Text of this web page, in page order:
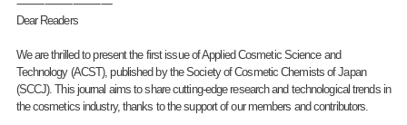
----------------------------------
Dear Readers
We are thrilled to present the first issue of Applied Cosmetic Science and
Technology (ACST), published by the Society of Cosmetic Chemists of Japan
(SCCJ). This journal aims to share cutting-edge research and technological trends in
the cosmetics industry, thanks to the support of our members and contributors.